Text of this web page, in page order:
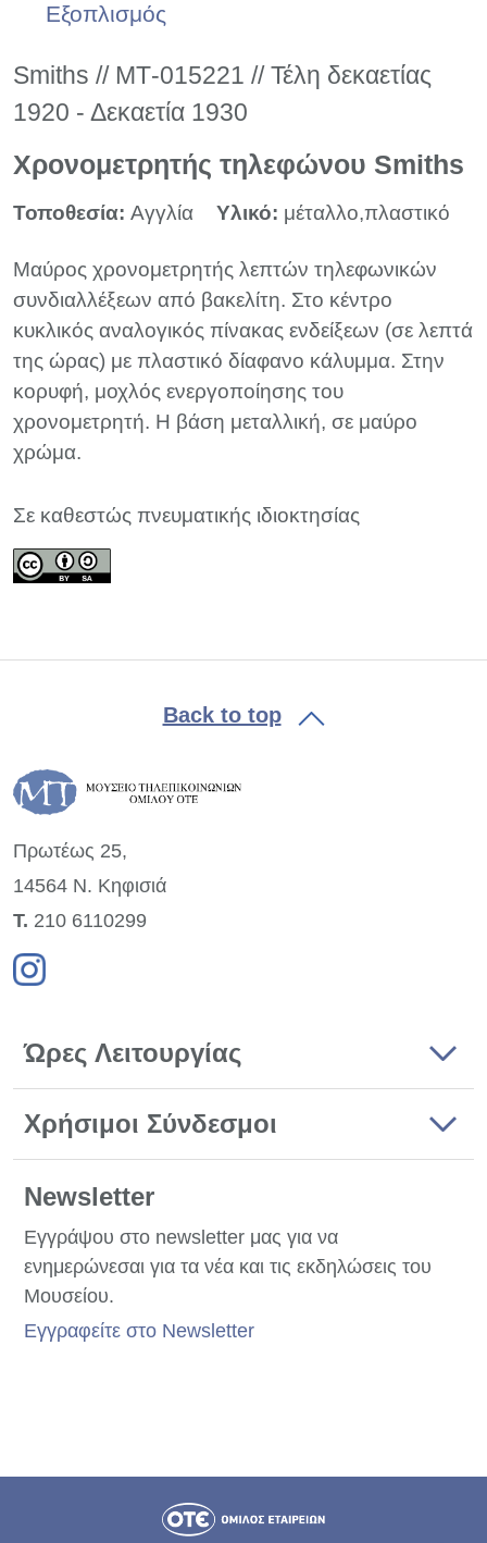
Εξοπλισμός
Smiths // ΜΤ-015221 // Τέλη δεκαετίας
1920 - Δεκαετία 1930
Χρονομετρητής τηλεφώνου Smiths
Τοποθεσία: Αγγλία Υλικό: μέταλλο,πλαστικό
Μαύρος χρονομετρητής λεπτών τηλεφωνικών
συνδιαλλέξεων από βακελίτη. Στο κέντρο
κυκλικός αναλογικός πίνακας ενδείξεων (σε λεπτά
της ώρας) με πλαστικό δίαφανο κάλυμμα. Στην
κορυφή, μοχλός ενεργοποίησης του
χρονομετρητή. Η βάση μεταλλική, σε μαύρο
χρώμα.
Σε καθεστώς πνευματικής ιδιοκτησίας
Back to top
Πρωτέως 25,
14564 Ν. Κηφισιά
Τ. 210 6110299
Ώρες Λειτουργίας
Χρήσιμοι Σύνδεσμοι
Newsletter
Εγγράψου στο newsletter μας για να
ενημερώνεσαι για τα νέα και τις εκδηλώσεις του
Μουσείου.
Εγγραφείτε στο Newsletter